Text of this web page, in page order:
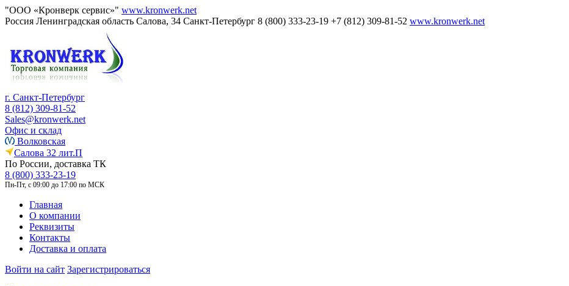
"ООО «Кронверк сервис»" www.kronwerk.net
Россия Ленинградская область Салова, 34 Санкт-Петербург 8 (800) 333-23-19 +7 (812) 309-81-52 www.kronwerk.net
г. Санкт-Петербург
8 (812) 309-81-52
Sales@kronwerk.net
Офис и склад
Волковская
Салова 32 лит.П
По России, доставка ТК
8 (800) 333-23-19
Пн-Пт, с 09:00 до 17:00 по МСК
Главная
О компании
Реквизиты
Контакты
Доставка и оплата
Войти на сайт Зарегистрироваться